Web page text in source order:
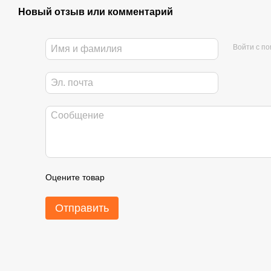
Новый отзыв или комментарий
Войти с
Оцените товар
Отправить